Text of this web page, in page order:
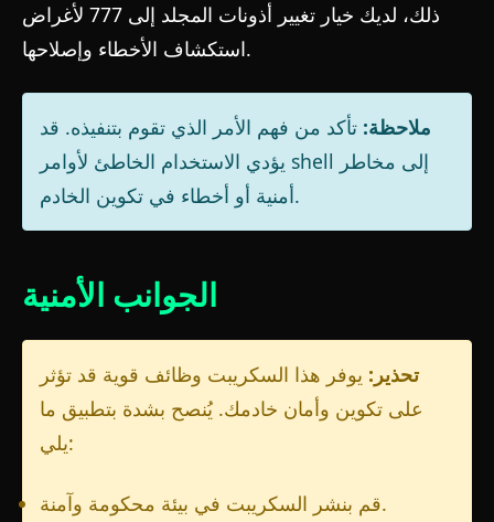
ذلك، لديك خيار تغيير أذونات المجلد إلى 777 لأغراض
استكشاف الأخطاء وإصلاحها.
ملاحظة: تأكد من فهم الأمر الذي تقوم بتنفيذه. قد
يؤدي الاستخدام الخاطئ لأوامر shell إلى مخاطر
أمنية أو أخطاء في تكوين الخادم.
الجوانب الأمنية
تحذير: يوفر هذا السكريبت وظائف قوية قد تؤثر
على تكوين وأمان خادمك. يُنصح بشدة بتطبيق ما
يلي:
قم بنشر السكريبت في بيئة محكومة وآمنة.